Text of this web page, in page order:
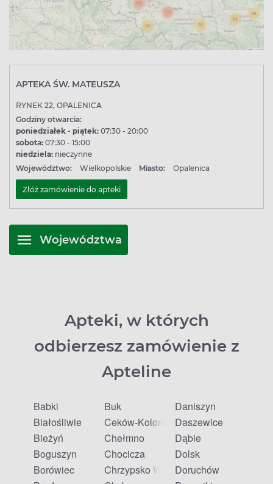
APTEKA ŚW. MATEUSZA
RYNEK 22, OPALENICA
Godziny otwarcia:
poniedziałek - piątek: 07:30 - 20:00
sobota: 07:30 - 15:00
niedziela: nieczynne
Województwo:
Wielkopolskie Miasto: Opalenica
Złóż zamówienie do apteki
Województwa
Apteki, w których
odbierzesz zamówienie z
Apteline
Babki
Białośliwie
Bieżyń
Boguszyn
Borówiec
Buk
Ceków-Kolonia
Chełmno
Chocicza
Chrzypsko Wielkie
Daniszyn
Daszewice
Dąbie
Dolsk
Doruchów